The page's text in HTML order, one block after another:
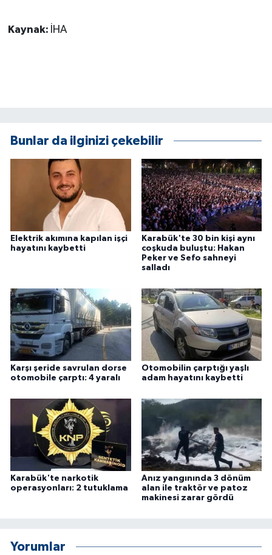
Kaynak: İHA
Bunlar da ilginizi çekebilir
Elektrik akımına kapılan işçi
hayatını kaybetti
Karabük'te 30 bin kişi aynı
coşkuda buluştu: Hakan
Peker ve Sefo sahneyi
salladı
Karşı şeride savrulan dorse
otomobile çarptı: 4 yaralı
Otomobilin çarptığı yaşlı
adam hayatını kaybetti
Karabük'te narkotik
operasyonları: 2 tutuklama
Anız yangınında 3 dönüm
alan ile traktör ve patoz
makinesi zarar gördü
Yorumlar